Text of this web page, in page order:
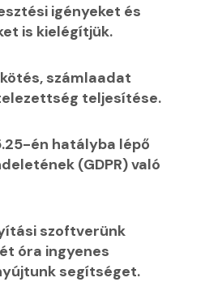
igényeket és
is kielégítjük.
számlaadat
teljesítése.
én hatályba lépő
(GDPR) való
szoftverünk
óra ingyenes
segítséget.